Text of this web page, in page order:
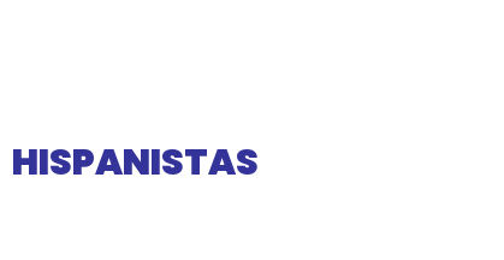
HISPANISTAS